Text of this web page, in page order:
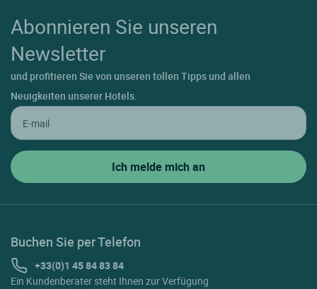
Abonnieren Sie unseren
Newsletter
und profitieren Sie von unseren tollen Tipps und allen
Neuigkeiten unserer Hotels.
Buchen Sie per Telefon
+33(0)1 45 84 83 84
Ein Kundenberater steht Ihnen zur Verfügung